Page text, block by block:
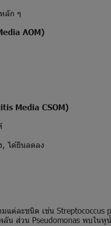
ลัก ๆ
AOM)
Media CSOM)
ได้ยินลดลง
ต่ละชนิด เช่น Streptococcus
น ส่วน Pseudomonas พบในหู